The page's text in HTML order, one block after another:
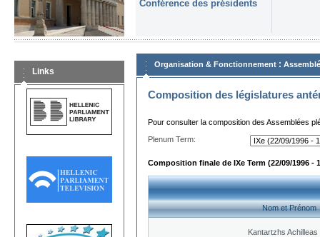
Conférence des présidents
Links
Organisation & Fonctionnement :
Composition des législatures
Pour consulter la composition des Assemblées
Plenum Term:
Composition finale de IXe Term (22/09/1996 -
Nom et Prénom
Kantartzhs Achilleas